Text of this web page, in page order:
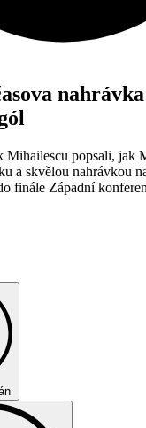
popsali, jak
a skvělou nahrávkou
finále Západní